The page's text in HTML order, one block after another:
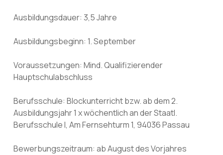
Ausbildungsdauer: 3,5 Jahre
Ausbildungsbeginn: 1. September
Voraussetzungen: Mind. Qualifizierender
Hauptschulabschluss
Berufsschule: Blockunterricht bzw. ab dem 2.
Ausbildungsjahr 1 x wöchentlich an der Staatl.
Berufsschule I, Am Fernsehturm 1, 94036 Passau
Bewerbungszeitraum: ab August des Vorjahres